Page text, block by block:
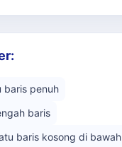
baris penuh
baris
baris kosong di bawah